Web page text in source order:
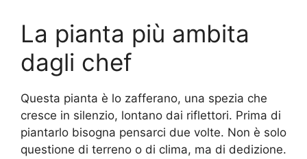
La pianta più ambita
dagli chef
Questa pianta è lo zafferano, una spezia che
cresce in silenzio, lontano dai riflettori. Prima di
piantarlo bisogna pensarci due volte. Non è solo
questione di terreno o di clima, ma di dedizione.